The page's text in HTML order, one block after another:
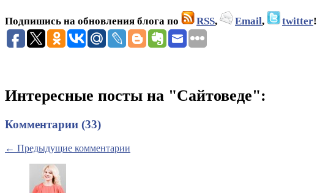
Подпишись на обновления блога по RSS, Email, twitter!
Интересные посты на "Сайтоведе":
Комментарии (33)
← Предыдущие комментарии